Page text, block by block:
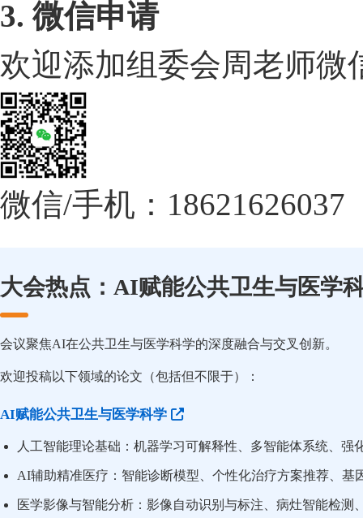
3. 微信申请
欢迎添加组委会周老师微
微信/手机：18621626037
大会热点：AI赋能公共卫生与医学
会议聚焦AI在公共卫生与医学科学的深度融合与交叉创新。
欢迎投稿以下领域的论文（包括但不限于）：
AI赋能公共卫生与医学科学
人工智能理论基础：机器学习可解释性、多智能体系统、强
AI辅助精准医疗：智能诊断模型、个性化治疗方案推荐、基
医学影像与智能分析：影像自动识别与标注、病灶智能检测